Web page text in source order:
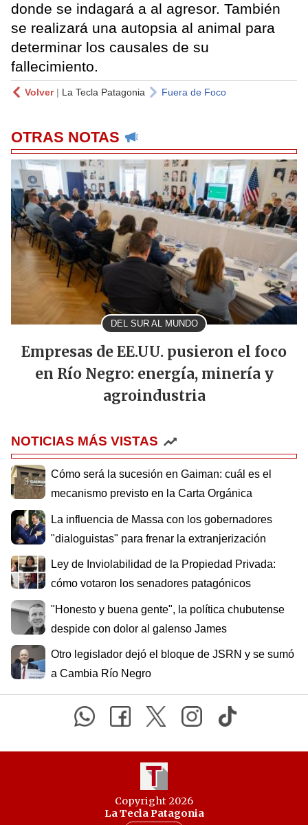
donde se indagará a al agresor. También
se realizará una autopsia al animal para
determinar los causales de su
fallecimiento.
Volver| La Tecla Patagonia Fuera de Foco
OTRAS NOTAS
DEL SUR AL MUNDO
Empresas de EE.UU. pusieron el foco
en Río Negro: energía, minería y
agroindustria
NOTICIAS MÁS VISTAS
Cómo será la sucesión en Gaiman: cuál es el
mecanismo previsto en la Carta Orgánica
La influencia de Massa con los gobernadores
"dialoguistas" para frenar la extranjerización
Ley de Inviolabilidad de la Propiedad Privada:
cómo votaron los senadores patagónicos
"Honesto y buena gente", la política chubutense
despide con dolor al galenso James
Otro legislador dejó el bloque de JSRN y se sumó
a Cambia Río Negro
Copyright 2026
La Tecla Patagonia